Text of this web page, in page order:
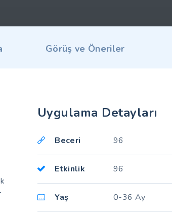
Görüş ve Öneriler
Uygulama Detayları
Beceri 96
Etkinlik 96
Yaş 0-36 Ay